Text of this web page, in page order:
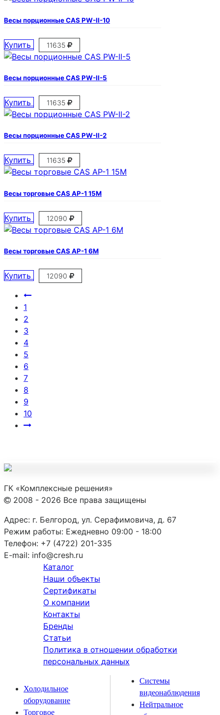
Весы порционные CAS PW-II-10
Купить 11635
Весы порционные CAS PW-II-5
Купить 11635
Весы порционные CAS PW-II-2
Купить 11635
Весы торговые CAS AP-1 15M
Купить 12090
Весы торговые CAS AP-1 6M
Купить 12090
1
2
3
4
5
6
7
8
9
10
ГК «Комплексные решения»
2008 - 2026 Все права защищены
Адрес: г. Белгород, ул. Серафимовича, д. 67
Режим работы: Ежедневно 09:00 - 18:00
Телефон: +7 (4722) 201-335
E-mail: info@cresh.ru
Каталог
Наши объекты
Сертификаты
О компании
Контакты
Бренды
Статьи
Политика в отношении обработки
персональных данных
Холодильное
оборудование
Торговое
Системы
видеонаблюдения
Нейтральное